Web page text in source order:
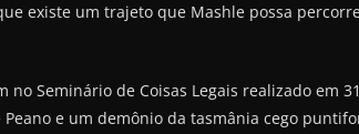
existe um trajeto que Mashle possa
Seminário de Coisas Legais realizado em
e um demônio da tasmânia cego